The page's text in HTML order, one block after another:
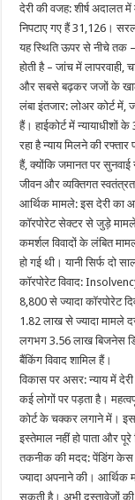
देरी की वजह: शीर्ष
निपटाए गए हैं 31,126।
यह स्थिति ऊपर से नीचे तक
होती है – जांच में
और सबसे बढ़कर जजों के
लंबा इंतजार: लोअर कोर्ट
हैं। हाईकोर्ट में
रहा है न्याय मिलने की
हैं, क्योंकि जमानत पर सुनवाई
जीवन और व्यक्तिगत
आर्थिक मामले: इस देरी का
कॉरपोरेट सेक्टर से जुड़े मामले
कमर्शल विवादों के लंबित
हो गई थी। यानी सिर्फ दो
कॉरपोरेट विवाद:
8,800 से ज्यादा कॉरपोरेट
1.82 लाख से ज्यादा मामले
लगभग 3.56 लाख बिजनेस
बैंकिंग विवाद शामिल हैं।
विकास पर असर: न्याय में
कई लोगों पर पड़ता है।
कोर्ट के चक्कर लगाने में। इस
इस्तेमाल नहीं हो पाता और
तकनीक की मदद: पेंडिंग
ज्यादा अपनाने की।
सकती है। अभी दस्तावेजों